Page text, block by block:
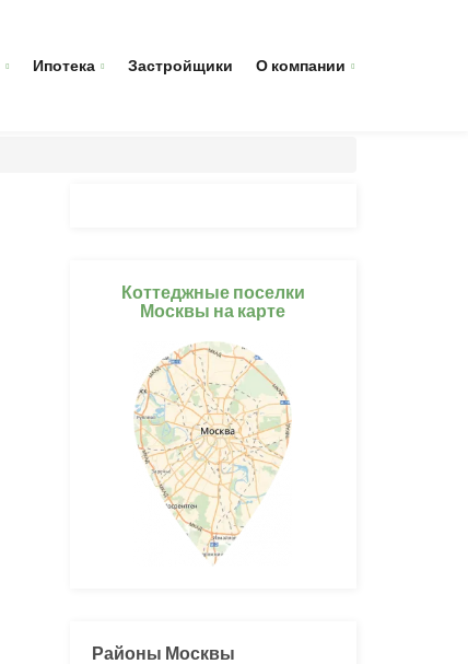
Ипотека Застройщики О компании
Коттеджные поселки
Москвы на карте
Районы Москвы